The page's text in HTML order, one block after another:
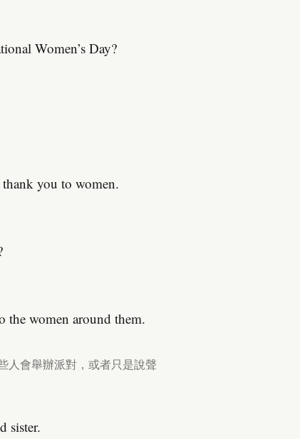
Women’s Day?
thank you to women.
the women around them.
人會舉辦派對，或者只是說聲
sister.